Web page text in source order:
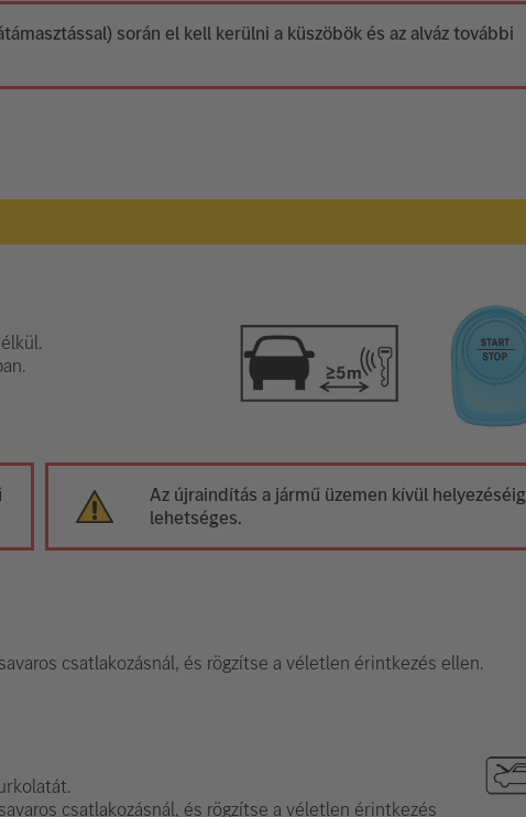
során el kell kerülni a küszöbök és az alváz további
Az újraindítás a jármű üzemen kívül helyezéséig
lehetséges.
csatlakozásnál, és rögzítse a véletlen érintkezés ellen.
csatlakozásnál, és rögzítse a véletlen érintkezés